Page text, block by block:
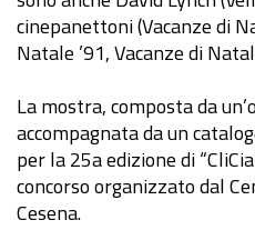
cinepanettoni (Vacanze di
Natale ’91, Vacanze di
La mostra, composta da
accompagnata da un
per la 25a edizione di
concorso organizzato dal
Cesena.